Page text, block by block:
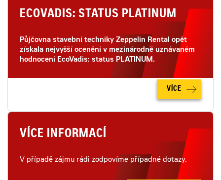
ECOVADIS: STATUS PLATINUM
Půjčovna stavební techniky Zeppelin Rental opět
získala nejvyšší ocenění v mezinárodně uznávaném
hodnocení EcoVadis: status PLATINUM.
VÍCE
VÍCE INFORMACÍ
V případě zájmu rádi zodpovíme případné dotazy.